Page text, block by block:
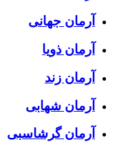
آرمان جهانی
آرمان ذویا
آرمان زند
آرمان شهابی
آرمان گرشاسبی